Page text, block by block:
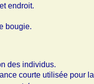
endroit.
bougie.
des individus.
courte utilisée pour la